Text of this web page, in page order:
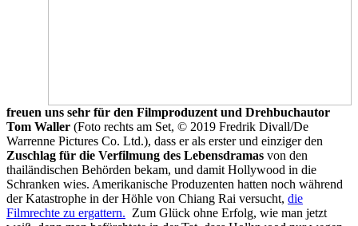
freuen uns sehr für den Filmproduzent und Drehbuchautor
Tom Waller (Foto rechts am Set, © 2019 Fredrik Divall/De
Warrenne Pictures Co. Ltd.), dass er als erster und einziger den
Zuschlag für die Verfilmung des Lebensdramas von den
thailändischen Behörden bekam, und damit Hollywood in die
Schranken wies. Amerikanische Produzenten hatten noch während
der Katastrophe in der Höhle von Chiang Rai versucht, die
Filmrechte zu ergattern. Zum Glück ohne Erfolg, wie man jetzt